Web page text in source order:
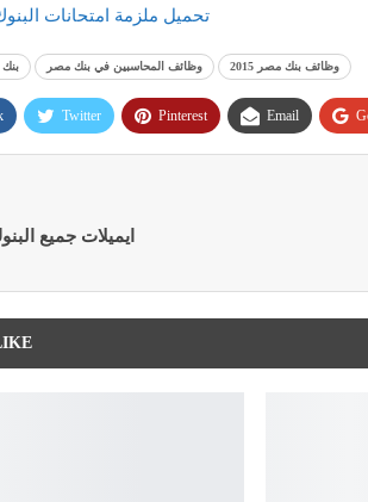
تحميل ملزمة امتحانات
بنك وظائف المحاسبين في بنك مصر وظائف بنك مصر 2015
Twitter Pinterest Email
ايميلات جميع